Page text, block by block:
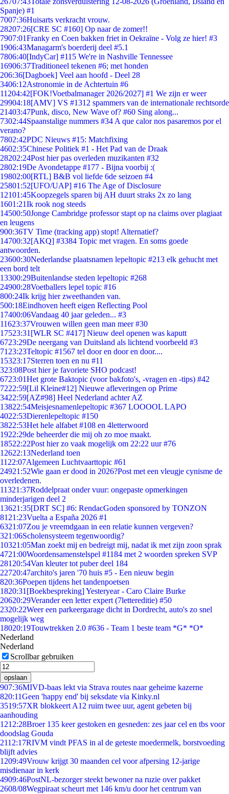
Spanje) #1
7007:36Huisarts verkracht vrouw.
28207:26[CRE SC #160] Op naar de zomer!!
7907:01Franky en Coen bakken friet in Oekraïne - Volg ze hier! #3
1906:43Managarm's boerderij deel #5.1
7806:40[IndyCar] #115 We're in Nashville Tennessee
16906:37Traditioneel tekenen #6; met honden
206:36[Dagboek] Veel aan hoofd - Deel 28
3406:12Astronomie in de Achtertuin #6
11204:42[FOK!Voetbalmanager 2026/2027] #1 We zijn er weer
29904:18[AMV] VS #1312 spammers van de internationale rechtsorde
21403:47Punk, disco, New Wave of? #60 Sing along...
7302:44Spaanstalige nummers #34 A que calor nos pasaremos por el
verano?
7802:42PDC Nieuws #15: Matchfixing
4602:35Chinese Politiek #1 - Het Pad van de Draak
28202:24Post hier pas overleden muzikanten #32
2802:19De Avondetappe #177 - Bijna voorbij :(
19802:00[RTL] B&B vol liefde 6de seizoen #4
25801:52[UFO/UAP] #16 The Age of Disclosure
12101:45Koopzegels sparen bij AH duurt straks 2x zo lang
1601:21Ik rook nog steeds
14500:50Jonge Cambridge professor stapt op na claims over plagiaat
en leugens
900:36TV Time (tracking app) stopt! Alternatief?
14700:32[AKQ] #3384 Topic met vragen. En soms goede
antwoorden.
23600:30Nederlandse plaatsnamen lepeltopic #213 elk gehucht met
een bord telt
13300:29Buitenlandse steden lepeltopic #268
24900:28Voetballers lepel topic #16
800:24Ik krijg hier zweethanden van.
500:18Eindhoven heeft eigen Reflecting Pool
17400:06Vandaag 40 jaar geleden... #3
11623:37Vrouwen willen geen man meer #30
17523:31 [WLR SC #417] Nieuw deel openen was kaputt
6723:29De neergang van Duitsland als lichtend voorbeeld #3
71 23:23Teltopic #1567 tel door en door en door....
15323:17Sterren toen en nu #11
323:08Post hier je favoriete SHO podcast!
6723:01Het grote Baktopic (voor bakfoto's, -vragen en -tips) #42
7222:59[Lil Kleine#12] Nieuwe afleveringen op Prime
3422:59[AZ#98] Heel Nederland achter AZ
13822:54Meisjesnamenlepeltopic #367 LOOOOL LAPO
4022:53Dierenlepeltopic #150
3822:53Het hele alfabet #108 en 4letterwoord
1922:29de beheerder die mij oh zo moe maakt.
18522:22Post hier zo vaak mogelijk om 22:22 uur #76
12622:13Nederland toen
11 22:07Algemeen Luchtvaarttopic #61
24921:52Wie gaan er dood in 2026?Post met een vleugje cynisme de
overledenen.
11321:37Roddelpraat onder vuur: ongepaste opmerkingen
minderjarigen deel 2
13621:35[DRT SC] #6: RendacGoden sponsored by TONZON
81 21:23Vuelta a España 2026 #1
6321:07Zou je vreemdgaan in een relatie kunnen vergeven?
321:06Scholensysteem tegenwoordig?
10321:05Man zoekt mij en bedreigt mij, nadat ik met zijn zoon sprak
4721:00Woordensamenstelspel #1184 met 2 woorden spreken SVP
281 20:54Van kleuter tot puber deel 184
22720:47archito's jaren '70 huis #5 - Een nieuw begin
820:36Poepen tijdens het tandenpoetsen
1820:31 [Boekbespreking] Yesteryear - Caro Claire Burke
20620:29Verander een letter expert (7lettereditie) #50
2320:22Weer een parkeergarage dicht in Dordrecht, auto's zo snel
mogelijk weg
18020:19Touwtrekken 2.0 #636 - Team 1 beste team *G* *O*
Nederland
Nederland
Scrollbar gebruiken
opslaan
907:36MIVD-baas lekt via Strava routes naar geheime kazerne
820:11Geen 'happy end' bij seksdate via Kinky.nl
3519:57XR blokkeert A12 ruim twee uur, agent gebeten bij
aanhouding
1212:28Broer 135 keer gestoken en gesneden: zes jaar cel en tbs voor
doodslag Gouda
2112:17RIVM vindt PFAS in al de geteste moedermelk, borstvoeding
blijft advies
1209:49Vrouw krijgt 30 maanden cel voor afpersing 12-jarige
misdienaar in kerk
4909:46PostNL-bezorger steekt bewoner na ruzie over pakket
2608/08Wegpiraat scheurt met 146 km/u door het centrum van